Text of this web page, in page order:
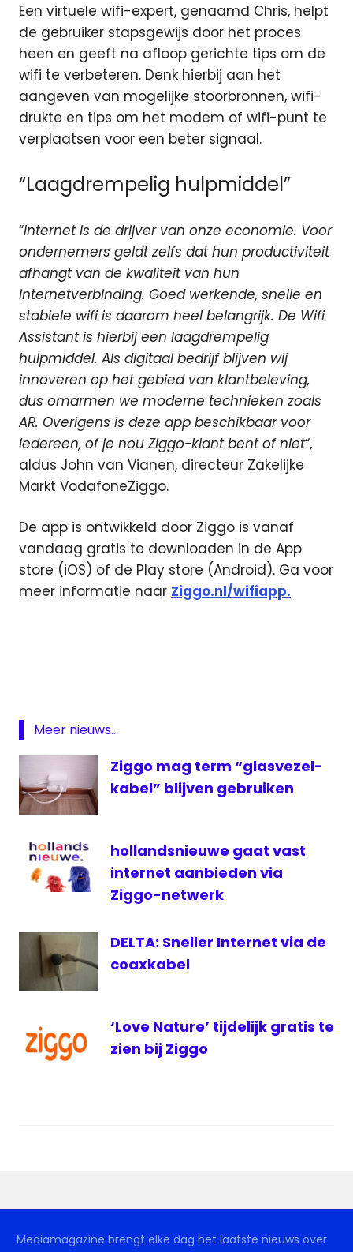
Een virtuele wifi-expert, genaamd Chris, helpt
de gebruiker stapsgewijs door het proces
heen en geeft na afloop gerichte tips om de
wifi te verbeteren. Denk hierbij aan het
aangeven van mogelijke stoorbronnen, wifi-
drukte en tips om het modem of wifi-punt te
verplaatsen voor een beter signaal.
“Laagdrempelig hulpmiddel”
“Internet is de drijver van onze economie. Voor
ondernemers geldt zelfs dat hun productiviteit
afhangt van de kwaliteit van hun
internetverbinding. Goed werkende, snelle en
stabiele wifi is daarom heel belangrijk. De Wifi
Assistant is hierbij een laagdrempelig
hulpmiddel. Als digitaal bedrijf blijven wij
innoveren op het gebied van klantbeleving,
dus omarmen we moderne technieken zoals
AR. Overigens is deze app beschikbaar voor
iedereen, of je nou Ziggo-klant bent of niet“,
aldus John van Vianen, directeur Zakelijke
Markt VodafoneZiggo.
De app is ontwikkeld door Ziggo is vanaf
vandaag gratis te downloaden in de App
store (iOS) of de Play store (Android). Ga voor
meer informatie naar Ziggo.nl/wifiapp.
Internet
snelheid
Wifi
App
ziggo
Meer nieuws...
Ziggo mag term “glasvezel-
kabel” blijven gebruiken
hollandsnieuwe gaat vast
internet aanbieden via
Ziggo-netwerk
DELTA: Sneller Internet via de
coaxkabel
‘Love Nature’ tijdelijk gratis te
zien bij Ziggo
Mediamagazine brengt elke dag het laatste nieuws over